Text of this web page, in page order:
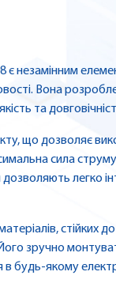
є незамінним
Вона
та
що дозволяє
сила
легко
стійких
зручно
будь-якому